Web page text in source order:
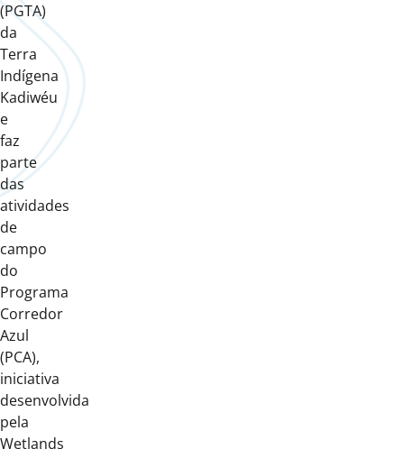
(PGTA)
da
Terra
Indígena
Kadiwéu
e
faz
parte
das
atividades
de
campo
do
Programa
Corredor
Azul
(PCA),
iniciativa
desenvolvida
pela
Wetlands